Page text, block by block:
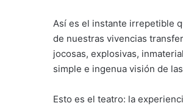
Así es el instante irrepetible
de nuestras vivencias
jocosas, explosivas,
simple e ingenua visión de
Esto es el teatro: la